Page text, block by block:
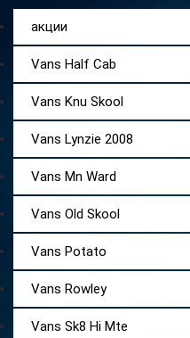
акции
Vans Half Cab
Vans Knu Skool
Vans Lynzie 2008
Vans Mn Ward
Vans Old Skool
Vans Potato
Vans Rowley
Vans Sk8 Hi Mte